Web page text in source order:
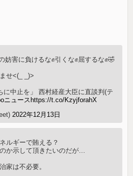
害に負けるな✊引くな✊屈するな✊🤣
せ<(_ _)>
に中止を」 西村経産大臣に直談判(テ
ニュース https://t.co/KzyjforahX
2022年12月13日
ルギーで賄える？
か示して頂きたいのだが…
家は不必要。